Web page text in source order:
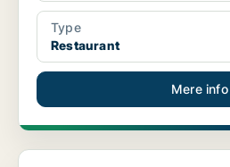
Type
Restaurant
Mere info
Boligudlejningsejendom i Bjerringbro